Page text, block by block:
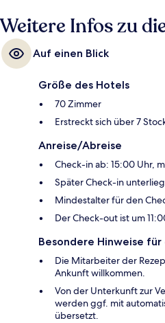
Weitere Infos zu
Auf einen Blick
Größe des Hotels
70 Zimmer
Erstreckt sich über 7
Anreise/Abreise
Check-in ab: 15:00 Uhr,
Später Check-in
Mindestalter für den
Der Check-out ist um
Besondere Hinweise für
Die Mitarbeiter der
Ankunft willkommen.
Von der Unterkunft zur
werden ggf. mit
übersetzt.